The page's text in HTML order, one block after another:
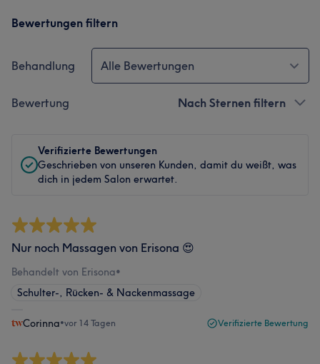
Bewertungen filtern
Behandlung Alle Bewertungen
Bewertung Nach Sternen filtern
Verifizierte Bewertungen
Geschrieben von unseren Kunden, damit du weißt, was
dich in jedem Salon erwartet.
Nur noch Massagen von Erisona 😍
Behandelt von Erisona•
Schulter-, Rücken- & Nackenmassage
Corinna•vor 14 Tagen Verifizierte Bewertung